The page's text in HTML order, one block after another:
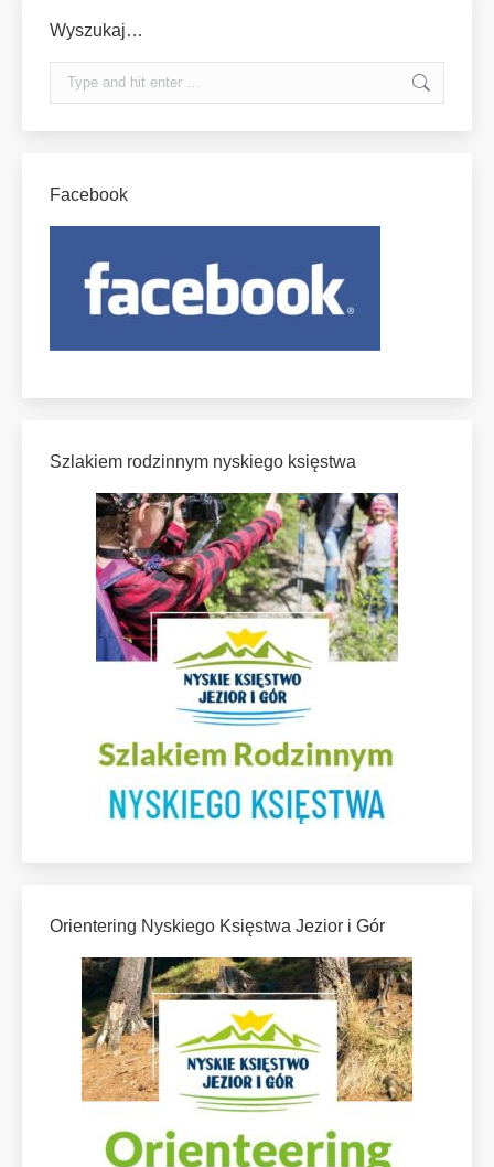
Wyszukaj…
Search:
Facebook
Szlakiem rodzinnym nyskiego księstwa
Orientering Nyskiego Księstwa Jezior i Gór